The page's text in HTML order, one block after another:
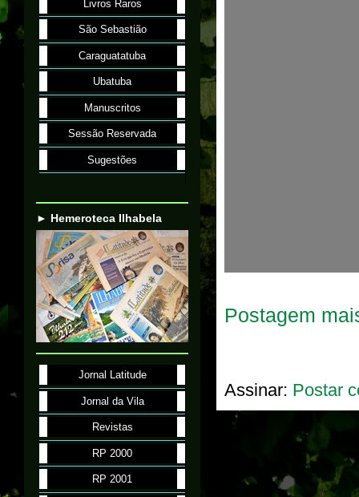
Postagem
Assinar: Postar
Livros Raros
São Sebastião
Caraguatatuba
Ubatuba
Manuscritos
Sessão Reservada
Sugestões
► Hemeroteca Ilhabela
Jornal Latitude
Jornal da Vila
Revistas
RP 2000
RP 2001